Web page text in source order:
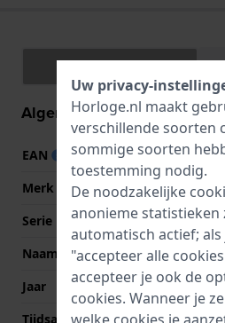
Specificaties
Algemene informatie
EAN
Merk
LIP
Serie
Naam
Jaar
Tijdsaanduiding
Uw privacy-
Horloge.nl maakt
verschillende soorten
sommige soorten
toestemming nodig.
De noodzakelijke
anonieme statistieken
automatisch actief; als
"accepteer alle
accepteer je ook de
cookies. Wanneer je